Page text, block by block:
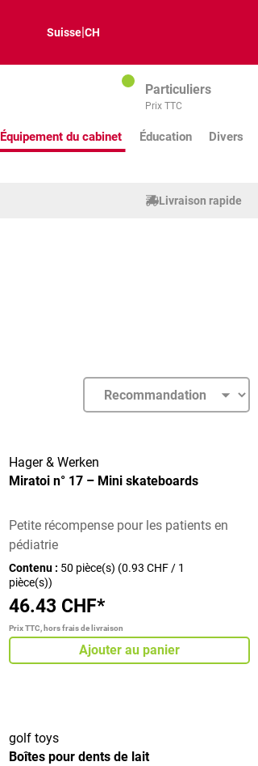
Suisse|CH
Particuliers
Prix TTC
Équipement du cabinet Éducation Divers
Livraison rapide
Hager & Werken
Miratoi n° 17 – Mini skateboards
Petite récompense pour les patients en
pédiatrie
Contenu : 50 pièce(s) (0.93 CHF / 1
pièce(s))
46.43 CHF*
Prix TTC, hors frais de livraison
Ajouter au panier
golf toys
Boîtes pour dents de lait